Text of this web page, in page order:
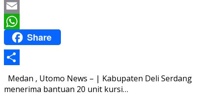
Twitter
Email
WhatsApp
Share
Share
Medan , Utomo News – | Kabupaten Deli Serdang
menerima bantuan 20 unit kursi…